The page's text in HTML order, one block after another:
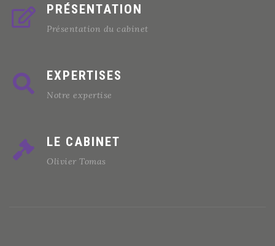
PRÉSENTATION
Présentation du cabinet
EXPERTISES
Notre expertise
LE CABINET
Olivier Tomas